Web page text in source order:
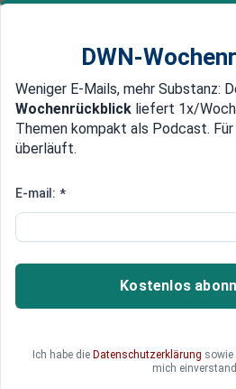
Newsticker MEIN DWN:
Edelmetalle DWN-
Überzogene Preise
Zu hohe Auto-
straft Audi und
Audi und Chrysler verstoßen
Markt ausgenutzt und
DWN-
Weniger E-Mails, mehr Substanz:
Wochenrückblick liefert 1x/
Themen kompakt als Podcast.
überläuft.
E-mail: *
Kostenlos
Ich habe die Datenschutzerklärung sowie
mich